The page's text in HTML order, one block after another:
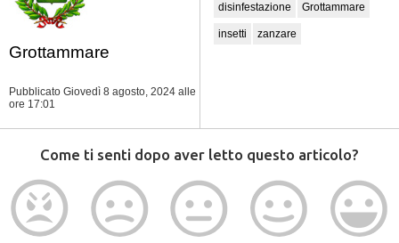
Grottammare
Pubblicato Giovedì 8 agosto, 2024 alle
ore 17:01
disinfestazione Grottammare
insetti zanzare
Come ti senti dopo aver letto questo articolo?